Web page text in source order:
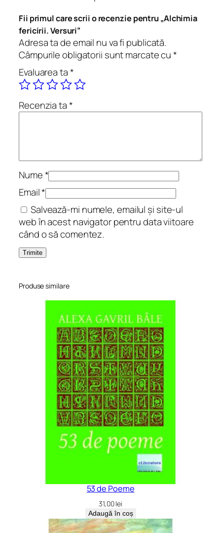
i
m
a
e
r
i
c
i
.
V
e
r
s
u
r
i
Fii primul care scrii o recenzie pentru „Alchimia
fericirii. Versuri”
Adresa ta de email nu va fi publicată.
Câmpurile obligatorii sunt marcate cu*
Evaluarea ta*
Recenzia ta*
Nume*
Email*
Salvează-mi numele, emailul și site-ul
web în acest navigator pentru data viitoare
când o să comentez.
Produse similare
53 de Poeme
31,00lei
Adaugă în coș